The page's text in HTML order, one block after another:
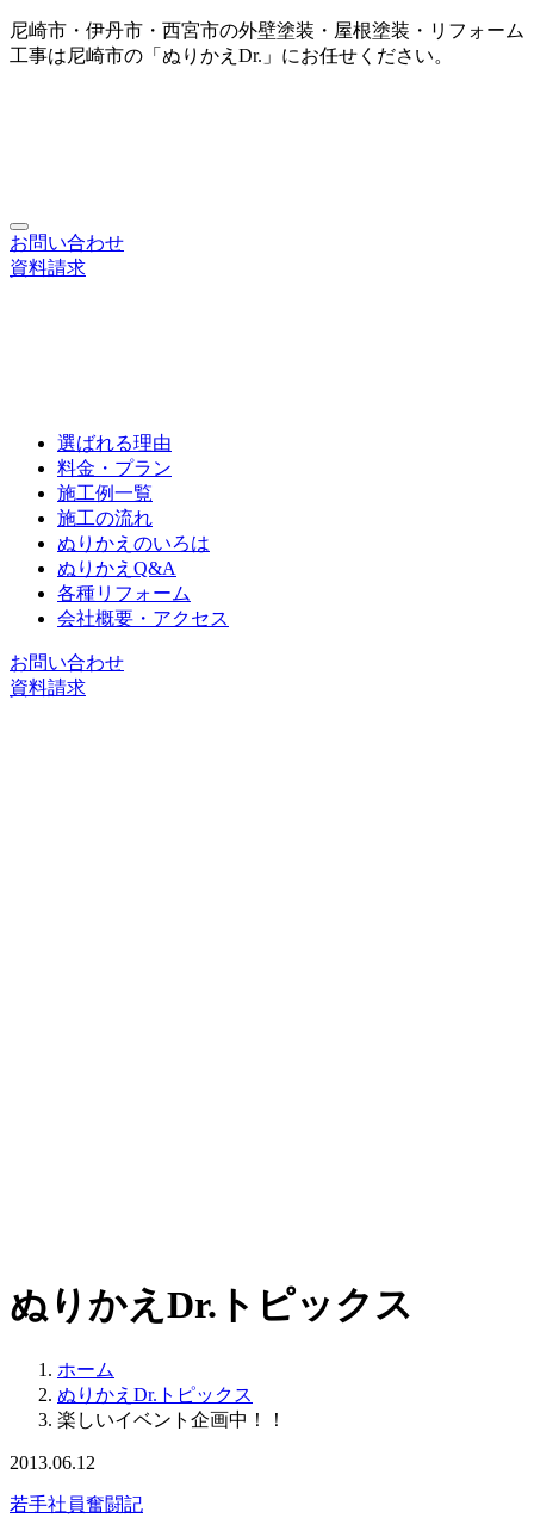
尼崎市・伊丹市・西宮市の外壁塗装・屋根塗装・リフォーム
工事は尼崎市の「ぬりかえDr.」にお任せください。
お問い合わせ
資料請求
選ばれる理由
料金・プラン
施工例一覧
施工の流れ
ぬりかえのいろは
ぬりかえQ&A
各種リフォーム
会社概要・アクセス
お問い合わせ
資料請求
ぬりかえDr.トピックス
ホーム
ぬりかえDr.トピックス
楽しいイベント企画中！！
2013.06.12
若手社員奮闘記